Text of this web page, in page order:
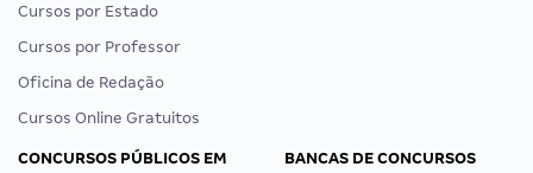
Cursos por Estado
Cursos por Professor
Oficina de Redação
Cursos Online Gratuitos
CONCURSOS PÚBLICOS EM
BANCAS DE CONCURSOS